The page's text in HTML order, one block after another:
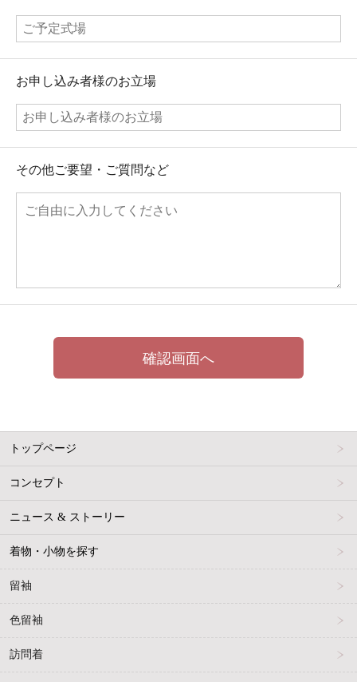
お申し込み者様のお立場
その他ご要望・ご質問など
トップページ
コンセプト
ニュース & ストーリー
着物・小物を探す
留袖
色留袖
訪問着